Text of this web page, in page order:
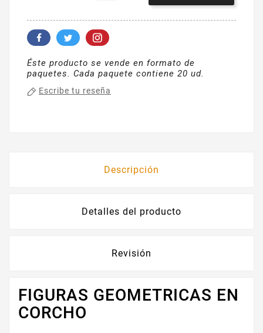
Éste producto se vende en formato de
paquetes. Cada paquete contiene 20 ud.
Escribe tu reseña
Descripción
Detalles del producto
Revisión
FIGURAS GEOMETRICAS EN
CORCHO